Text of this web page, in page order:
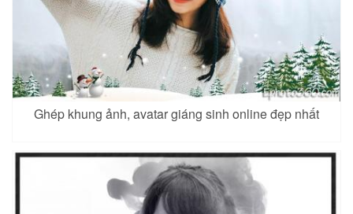
Ghép khung ảnh, avatar giáng sinh online đẹp nhất